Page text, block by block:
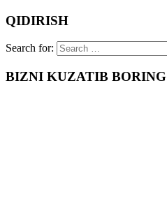
QIDIRISH
Search for:
BIZNI KUZATIB BORING